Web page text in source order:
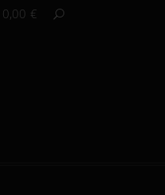
0,00 €